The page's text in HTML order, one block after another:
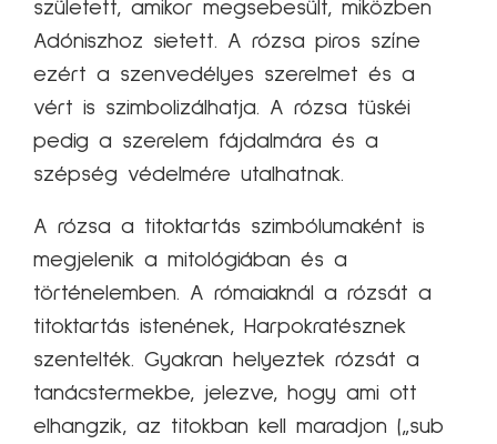
született, amikor megsebesült, miközben
Adóniszhoz sietett. A rózsa piros színe
ezért a szenvedélyes szerelmet és a
vért is szimbolizálhatja. A rózsa tüskéi
pedig a szerelem fájdalmára és a
szépség védelmére utalhatnak.
A rózsa a titoktartás szimbólumaként is
megjelenik a mitológiában és a
történelemben. A rómaiaknál a rózsát a
titoktartás istenének, Harpokratésznek
szentelték. Gyakran helyeztek rózsát a
tanácstermekbe, jelezve, hogy ami ott
elhangzik, az titokban kell maradjon („sub